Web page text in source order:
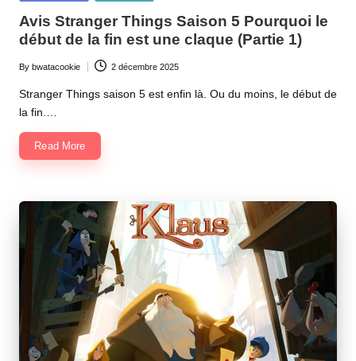
Avis Stranger Things Saison 5 Pourquoi le
début de la fin est une claque (Partie 1)
Posted
by
By bwatacookie 2 décembre 2025
Stranger Things saison 5 est enfin là. Ou du moins, le début de
la fin.…
Read More